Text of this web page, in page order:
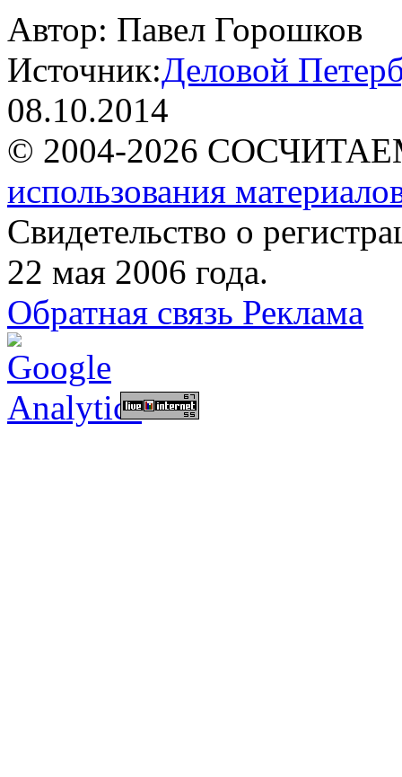
Автор: Павел Горошков
Источник:Деловой
08.10.2014
© 2004-2026
использования
Свидетельство о
22 мая 2006 года.
Обратная связь Реклама